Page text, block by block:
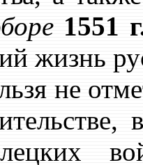
1551
жизнь
не